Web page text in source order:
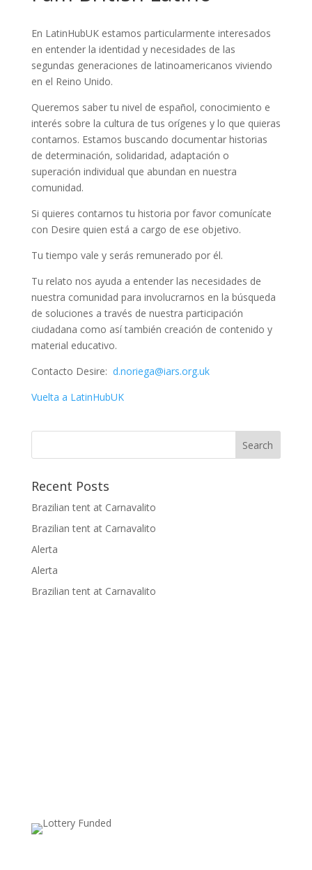
En LatinHubUK estamos particularmente interesados
en entender la identidad y necesidades de las
segundas generaciones de latinoamericanos viviendo
en el Reino Unido.
Queremos saber tu nivel de español, conocimiento e
interés sobre la cultura de tus orígenes y lo que quieras
contarnos. Estamos buscando documentar historias
de determinación, solidaridad, adaptación o
superación individual que abundan en nuestra
comunidad.
Si quieres contarnos tu historia por favor comunícate
con Desire quien está a cargo de ese objetivo.
Tu tiempo vale y serás remunerado por él.
Tu relato nos ayuda a entender las necesidades de
nuestra comunidad para involucrarnos en la búsqueda
de soluciones a través de nuestra participación
ciudadana como así también creación de contenido y
material educativo.
Contacto Desire: d.noriega@iars.org.uk
Vuelta a LatinHubUK
Recent Posts
Brazilian tent at Carnavalito
Brazilian tent at Carnavalito
Alerta
Alerta
Brazilian tent at Carnavalito